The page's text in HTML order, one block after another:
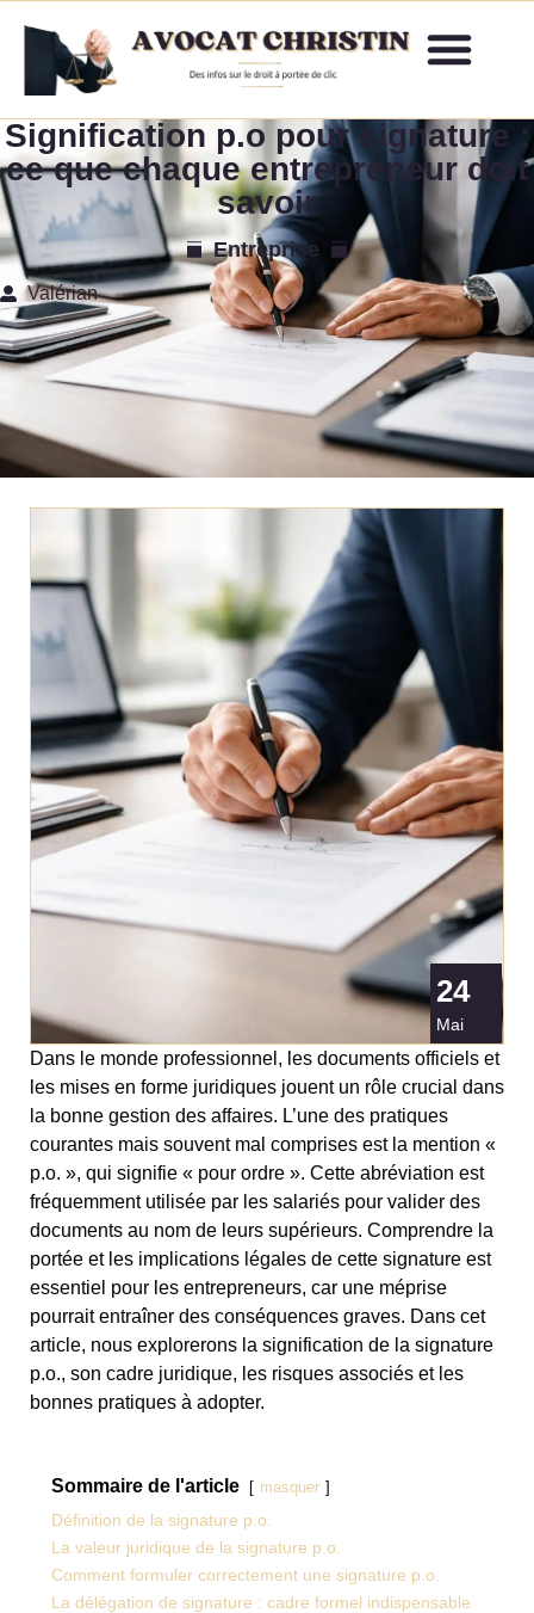
Signification p.o pour signature :
ce que chaque entrepreneur doit
savoir
Entreprise
Valérian
24
Mai
Dans le monde professionnel, les documents officiels et
les mises en forme juridiques jouent un rôle crucial dans
la bonne gestion des affaires. L’une des pratiques
courantes mais souvent mal comprises est la mention «
p.o. », qui signifie « pour ordre ». Cette abréviation est
fréquemment utilisée par les salariés pour valider des
documents au nom de leurs supérieurs. Comprendre la
portée et les implications légales de cette signature est
essentiel pour les entrepreneurs, car une méprise
pourrait entraîner des conséquences graves. Dans cet
article, nous explorerons la signification de la signature
p.o., son cadre juridique, les risques associés et les
bonnes pratiques à adopter.
Sommaire de l'article masquer
Définition de la signature p.o.
La valeur juridique de la signature p.o.
Comment formuler correctement une signature p.o.
La délégation de signature : cadre formel indispensable